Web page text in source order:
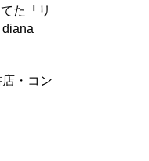
た「リ
・コン